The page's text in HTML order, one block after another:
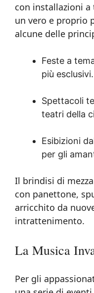
con installazioni
un vero e proprio
alcune delle
Feste a
più esclusivi.
Spettacoli
teatri della
Esibizioni
per gli
Il brindisi di
con panettone,
arricchito da
intrattenimento.
La Musica
Per gli